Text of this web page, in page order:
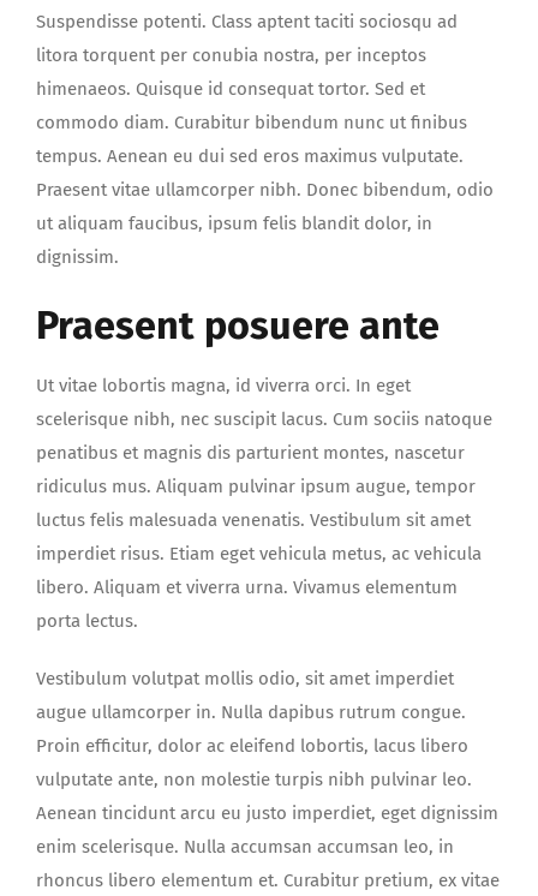
Suspendisse potenti. Class aptent taciti sociosqu ad
litora torquent per conubia nostra, per inceptos
himenaeos. Quisque id consequat tortor. Sed et
commodo diam. Curabitur bibendum nunc ut finibus
tempus. Aenean eu dui sed eros maximus vulputate.
Praesent vitae ullamcorper nibh. Donec bibendum, odio
ut aliquam faucibus, ipsum felis blandit dolor, in
dignissim.
Praesent posuere ante
Ut vitae lobortis magna, id viverra orci. In eget
scelerisque nibh, nec suscipit lacus. Cum sociis natoque
penatibus et magnis dis parturient montes, nascetur
ridiculus mus. Aliquam pulvinar ipsum augue, tempor
luctus felis malesuada venenatis. Vestibulum sit amet
imperdiet risus. Etiam eget vehicula metus, ac vehicula
libero. Aliquam et viverra urna. Vivamus elementum
porta lectus.
Vestibulum volutpat mollis odio, sit amet imperdiet
augue ullamcorper in. Nulla dapibus rutrum congue.
Proin efficitur, dolor ac eleifend lobortis, lacus libero
vulputate ante, non molestie turpis nibh pulvinar leo.
Aenean tincidunt arcu eu justo imperdiet, eget dignissim
enim scelerisque. Nulla accumsan accumsan leo, in
rhoncus libero elementum et. Curabitur pretium, ex vitae